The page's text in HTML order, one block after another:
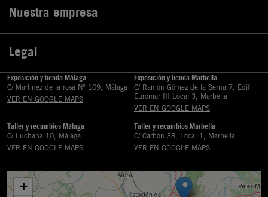
Nuestra empresa
Legal
Exposición y tienda Málaga
C/ Martinez de la rosa Nº 109, Málaga
VER EN GOOGLE MAPS
Exposición y tienda Marbella
C/ Ramón Gómez de la Serna,7, Edif
Euromar III Local 3, Marbella
VER EN GOOGLE MAPS
Taller y recambios Málaga
C/ Luchana 10, Málaga
VER EN GOOGLE MAPS
Taller y recambios Marbella
C/ Carbón 38, Local 1, Marbella
VER EN GOOGLE MAPS
+